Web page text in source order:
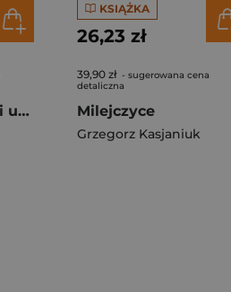
Zobaczyć Kanaan i umrzeć. Studium tradycji biblijnych o śmierci Mojżesza
KSIĄŻKA
26,23 zł
39,90 zł - sugerowana cena
detaliczna
Milejczyce
Grzegorz Kasjaniuk